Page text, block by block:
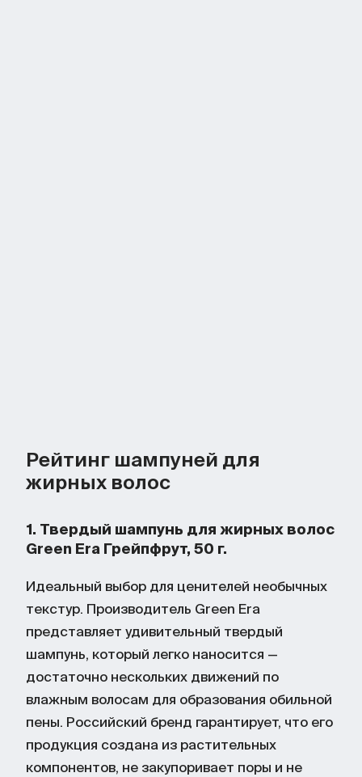
Рейтинг шампуней для
жирных волос
1. Твердый шампунь для жирных волос
Green Era Грейпфрут, 50 г.
Идеальный выбор для ценителей необычных
текстур. Производитель Green Era
представляет удивительный твердый
шампунь, который легко наносится —
достаточно нескольких движений по
влажным волосам для образования обильной
пены. Российский бренд гарантирует, что его
продукция создана из растительных
компонентов, не закупоривает поры и не